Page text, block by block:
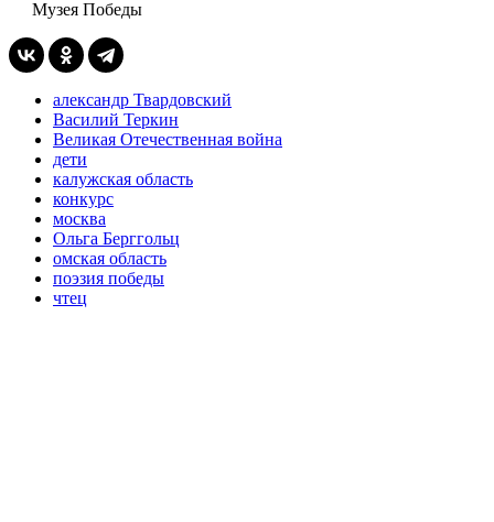
Музея Победы
александр Твардовский
Василий Теркин
Великая Отечественная война
дети
калужская область
конкурс
москва
Ольга Берггольц
омская область
поэзия победы
чтец